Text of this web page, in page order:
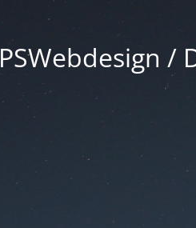
PSWebdesign /